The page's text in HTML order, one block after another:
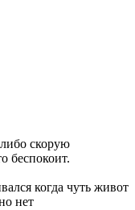
скорую
беспокоит.
когда чуть живот
нет